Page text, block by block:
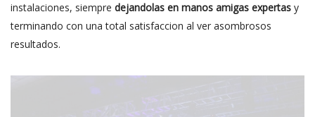
instalaciones, siempre dejandolas en manos amigas expertas y
terminando con una total satisfaccion al ver asombrosos
resultados.